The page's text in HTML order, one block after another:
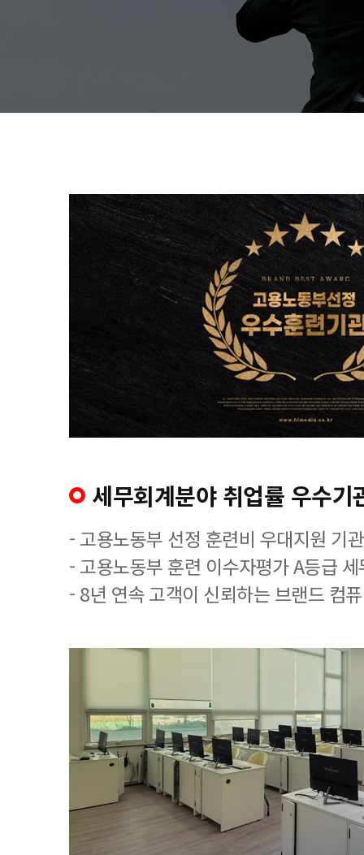
세무회계분야 취업률 우수기
- 고용노동부 선정 훈련비 우대지원 기관
- 고용노동부 훈련 이수자평가 A등급
- 8년 연속 고객이 신뢰하는 브랜드 컴